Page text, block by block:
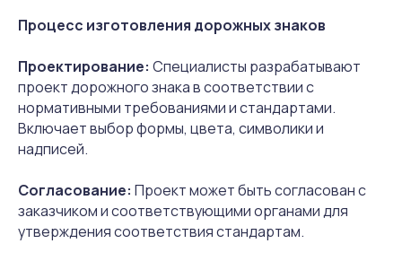
Процесс изготовления дорожных знаков
Проектирование: Специалисты разрабатывают
проект дорожного знака в соответствии с
нормативными требованиями и стандартами.
Включает выбор формы, цвета, символики и
надписей.
Согласование: Проект может быть согласован с
заказчиком и соответствующими органами для
утверждения соответствия стандартам.
Все права защищены
Политика конфиденциальности
Согласие на обработку
персональных данных
Разработка сайта